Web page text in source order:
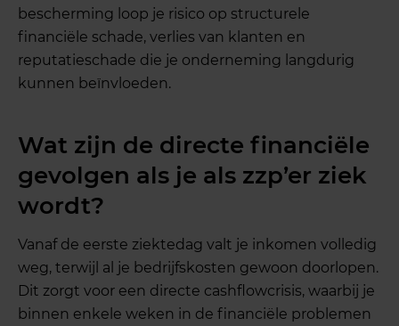
bescherming loop je risico op structurele
financiële schade, verlies van klanten en
reputatieschade die je onderneming langdurig
kunnen beïnvloeden.
Wat zijn de directe financiële
gevolgen als je als zzp’er ziek
wordt?
Vanaf de eerste ziektedag valt je inkomen volledig
weg, terwijl al je bedrijfskosten gewoon doorlopen.
Dit zorgt voor een directe cashflowcrisis, waarbij je
binnen enkele weken in de financiële problemen